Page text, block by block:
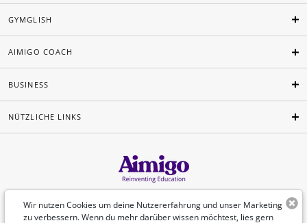
Wir nutzen Cookies um deine Nutzererfahrung und unser Marketing
zu verbessern. Wenn du mehr darüber wissen möchtest, lies gern
GYMGLISH
AIMIGO COACH
BUSINESS
NÜTZLICHE LINKS
Deutsch